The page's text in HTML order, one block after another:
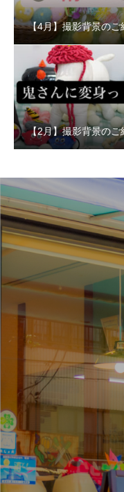
【4月】撮影背景のご
【2月】撮影背景のご